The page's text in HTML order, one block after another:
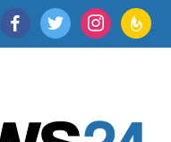
facebooktwitter instagram